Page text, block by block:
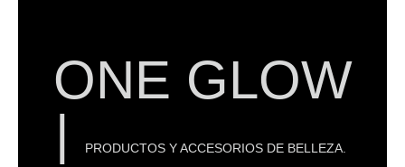
ONE GLOW
|
PRODUCTOS Y ACCESORIOS DE BELLEZA.
Los productos de belleza de ONE GLOW,
diaria proporcionándonos la higiene y el
cuidado necesarios para mantener la salud